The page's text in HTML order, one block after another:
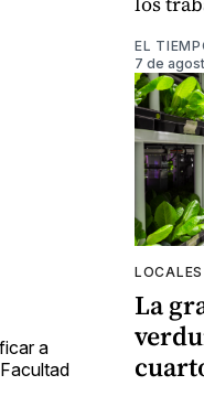
a
EL
7 de
LOCALES
La